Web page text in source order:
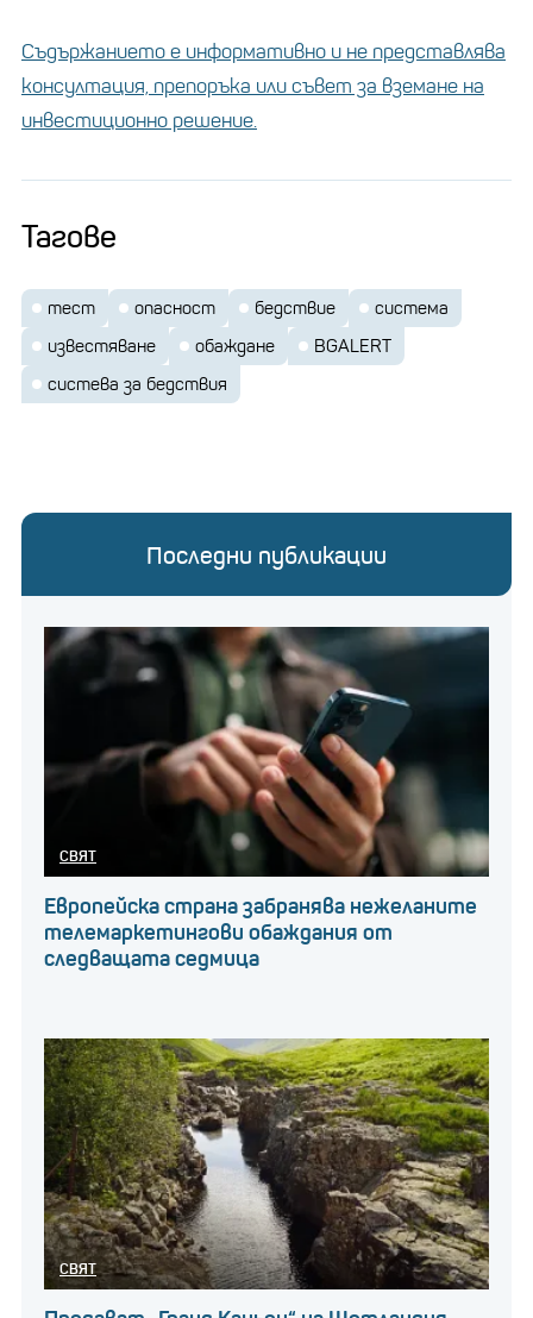
Съдържанието е информативно и не представлява
консултация, препоръка или съвет за вземане на
инвестиционно решение.
Тагове
тест опасност бедствие
система
известяване
обаждане
BGALERT
систева за бедствия
Последни публикации
СВЯТ
Европейска страна забранява нежеланите
телемаркетингови обаждания от
следващата седмица
СВЯТ